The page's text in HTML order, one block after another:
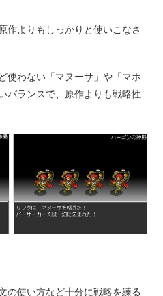
作よりもしっかりと使いこなさ
使わない「マヌーサ」や「マホ
バランスで、原作よりも戦略性
の使い方など十分に戦略を練る